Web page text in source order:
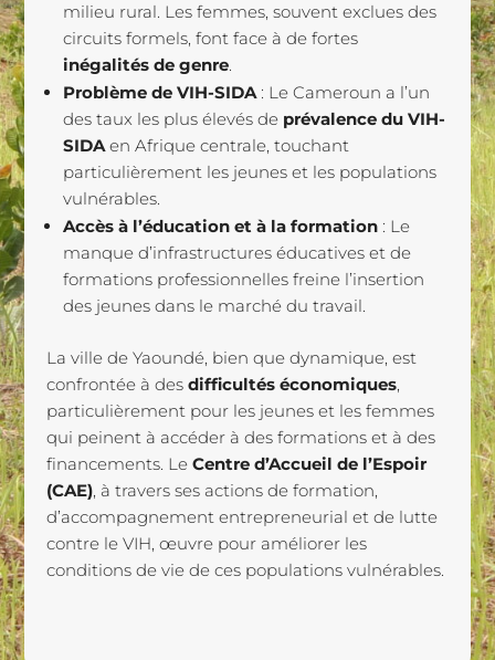
milieu rural. Les femmes, souvent exclues des
circuits formels, font face à de fortes
inégalités de genre.
Problème de VIH-SIDA: Le Cameroun a l’un
des taux les plus élevés de prévalence du VIH-
SIDAen Afrique centrale, touchant
particulièrement les jeunes et les populations
vulnérables.
Accès à l’éducation et à la formation : Le
manque d’infrastructures éducatives et de
formations professionnelles freine l’insertion
des jeunes dans le marché du travail.
La ville de Yaoundé, bien que dynamique, est
confrontée à desdifficultés économiques,
particulièrement pour les jeunes et les femmes
qui peinent à accéder à des formations et à des
financements. LeCentre d’Accueil de l’Espoir
(CAE), à travers ses actions de formation,
d’accompagnement entrepreneurial et de lutte
contre le VIH, œuvre pour améliorer les
conditions de vie de ces populations vulnérables.